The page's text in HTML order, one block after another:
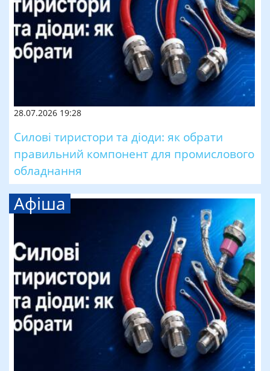
28.07.2026 19:28
Силові тиристори та діоди: як обрати
правильний компонент для промислового
обладнання
Афіша